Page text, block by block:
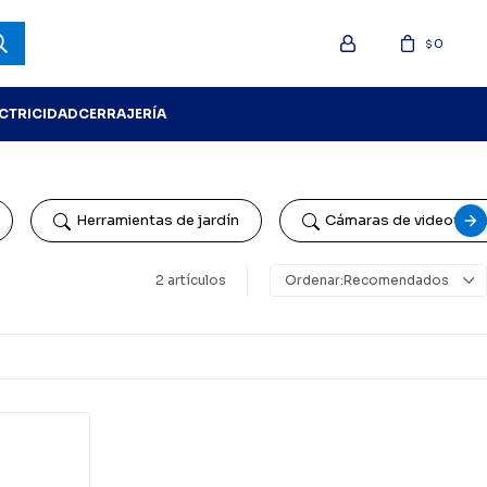
CERRAJERÍA
$0
Herramientas de jardín Cámaras de
2 artículos Recomendados